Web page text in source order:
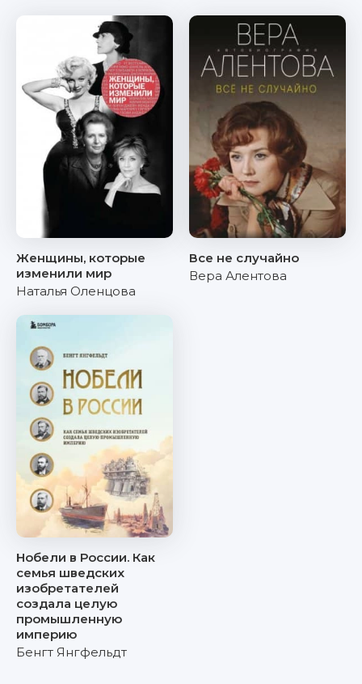
Женщины, которые
изменили мир
Наталья Оленцова
Все не случайно
Вера Алентова
Нобели в России. Как
семья шведских
изобретателей
создала целую
промышленную
империю
Бенгт Янгфельдт